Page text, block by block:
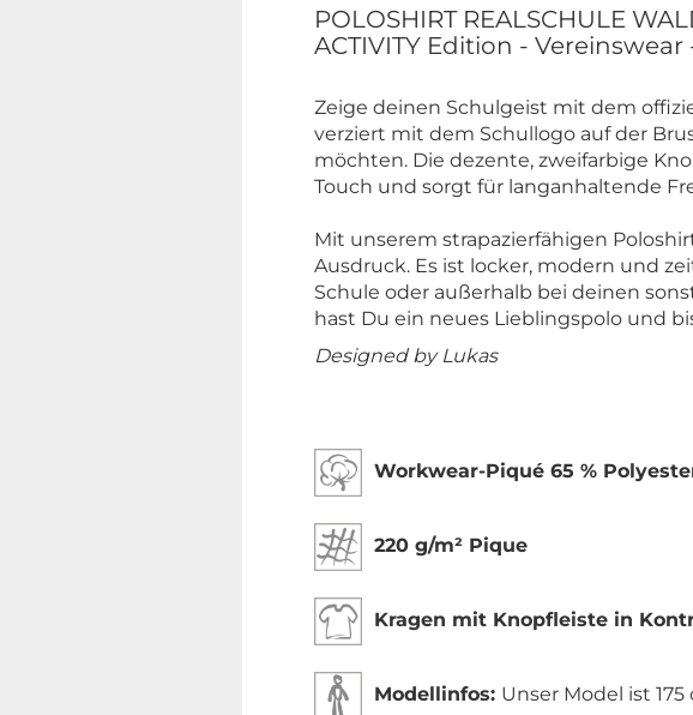
POLOSHIRT REALSCHULE
ACTIVITY Edition -
Zeige deinen Schulgeist mit dem
verziert mit dem Schullogo auf der
möchten. Die dezente, zweifarbige
Touch und sorgt für langanhaltende
Mit unserem strapazierfähigen
Ausdruck. Es ist locker, modern und
Schule oder außerhalb bei deinen
hast Du ein neues Lieblingspolo und
Designed by Lukas
Workwear-Piqué 65 %
220 g/m² Pique
Kragen mit Knopfleiste in
Modellinfos: Unser Model ist